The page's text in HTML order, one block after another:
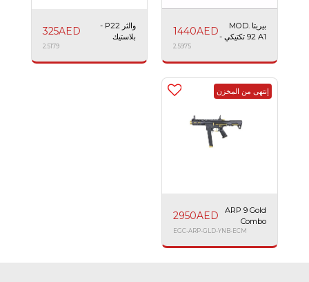
بيريتا MOD.
92 A1 تكتيكي -
1440AED
2.5975
والثر P22 -
بلاستيك
325AED
2.5179
إنتهى من المخزن
ARP 9 Gold
Combo
2950AED
EGC-ARP-GLD-YNB-ECM